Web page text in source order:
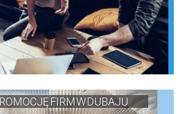
FIRM W DUBAJU